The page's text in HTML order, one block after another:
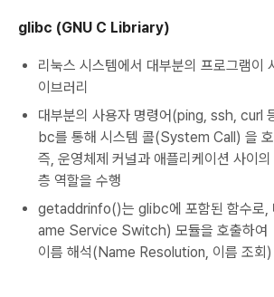
glibc (GNU C Libriary)
리눅스 시스템에서 대부분의 프로그램이
이브러리
대부분의 사용자 명령어(ping, ssh, curl
bc를 통해 시스템 콜(System Call) 을
즉, 운영체제 커널과 애플리케이션 사이
층 역할을 수행
getaddrinfo()는 glibc에 포함된 함수로,
ame Service Switch) 모듈을 호출하여
이름 해석(Name Resolution, 이름 조회)